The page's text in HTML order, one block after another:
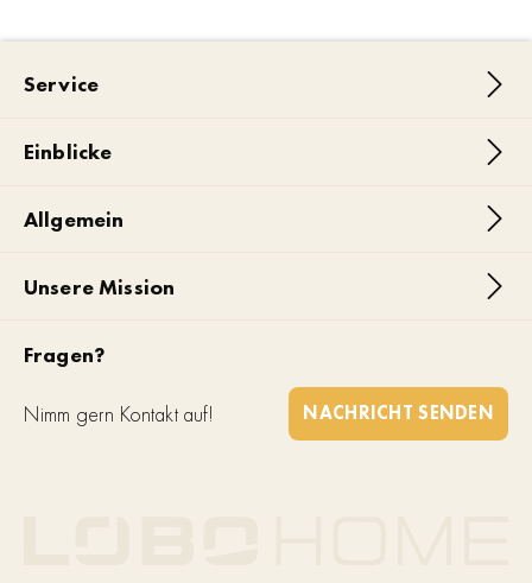
Service
Einblicke
Allgemein
Unsere Mission
Fragen?
Nimm gern Kontakt auf! NACHRICHT SENDEN